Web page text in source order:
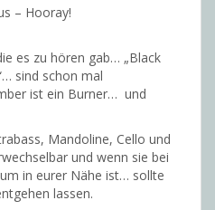
– Hooray!
es zu hören gab… „Black
sind schon mal
ist ein Burner… und
Mandoline, Cello und
und wenn sie bei
in eurer Nähe ist… sollte
lassen.